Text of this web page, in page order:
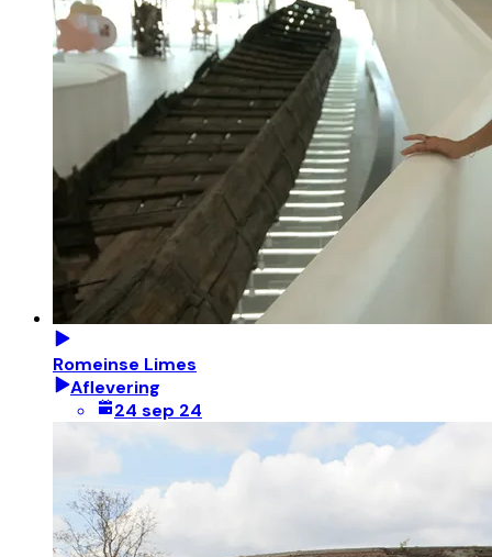
Romeinse Limes
Aflevering
24 sep 24